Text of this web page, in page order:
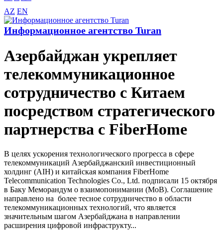
AZ EN
Информационное агентство Turan
Азербайджан укрепляет
телекоммуникационное
сотрудничество с Китаем
посредством стратегического
партнерства с FiberHome
В целях ускорения технологического прогресса в сфере
телекоммуникаций Азербайджанский инвестиционный
холдинг (AIH) и китайская компания FiberHome
Telecommunication Technologies Co., Ltd. подписали 15 октября
в Баку Меморандум о взаимопонимании (МоВ). Соглашение
направлено на более тесное сотрудничество в области
телекоммуникационных технологий, что является
значительным шагом Азербайджана в направлении
расширения цифровой инфраструкту...